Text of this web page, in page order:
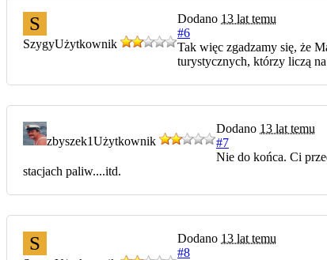
S
SzygyUżytkownik
Dodano 13 lat temu
#6
Tak więc zgadzamy się, że
turystycznych, którzy liczą
zbyszek1Użytkownik
Dodano 13 lat temu
#7
Nie do końca. Ci
stacjach paliw....itd.
S Dodano 13 lat temu
#8